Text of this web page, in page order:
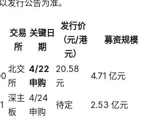
发行公告为准。
交易
所
关键日
期
发行价
（元/港
元）
募资规模
北交
所
4/22
申购
20.58
元
4.71 亿元
深主
板
4/24
申购
待定 2.53 亿元